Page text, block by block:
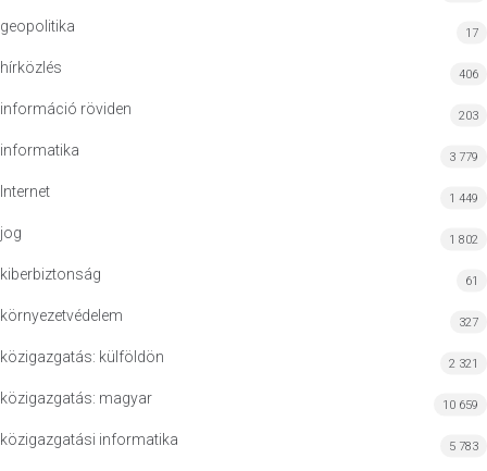
geopolitika 17
hírközlés 406
információ röviden 203
informatika 3 779
Internet 1 449
jog 1 802
kiberbiztonság 61
környezetvédelem 327
közigazgatás: külföldön 2 321
közigazgatás: magyar 10 659
közigazgatási informatika 5 783